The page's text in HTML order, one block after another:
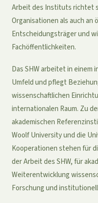
Arbeit des Instituts richtet
Organisationen als auch
Entscheidungsträger und
Fachöffentlichkeiten.
Das SHW arbeitet in einem
Umfeld und pflegt
wissenschaftlichen
internationalen Raum. Zu
akademischen
Woolf University und die
Kooperationen stehen für
der Arbeit des SHW, für
Weiterentwicklung
Forschung und